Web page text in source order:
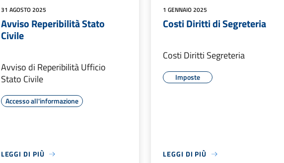
31 AGOSTO 2025
Avviso Reperibilità Stato
Civile
Avviso di Reperibilità Ufficio
Stato Civile
Accesso all'informazione
LEGGI DI PIÙ
1 GENNAIO 2025
Costi Diritti di Segreteria
Costi Diritti Segreteria
Imposte
LEGGI DI PIÙ